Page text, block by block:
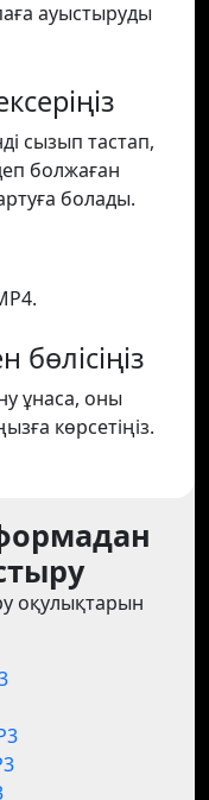
ауыстыруды
сызып тастап,
болжаған
болады.
ұнаса, оны
көрсетіңіз.
оқулықтарын